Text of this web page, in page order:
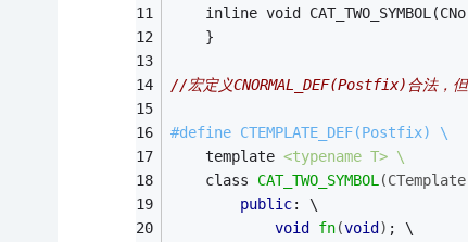
inline void
	}
//宏定义CNORMAL_DEF(Postfix)合法，
#define CTEMPLATE_DEF(Postfix) \
	template
<typename T> \
class CAT_TWO_SYMBOL
public: \
void
fn(void ) ; \